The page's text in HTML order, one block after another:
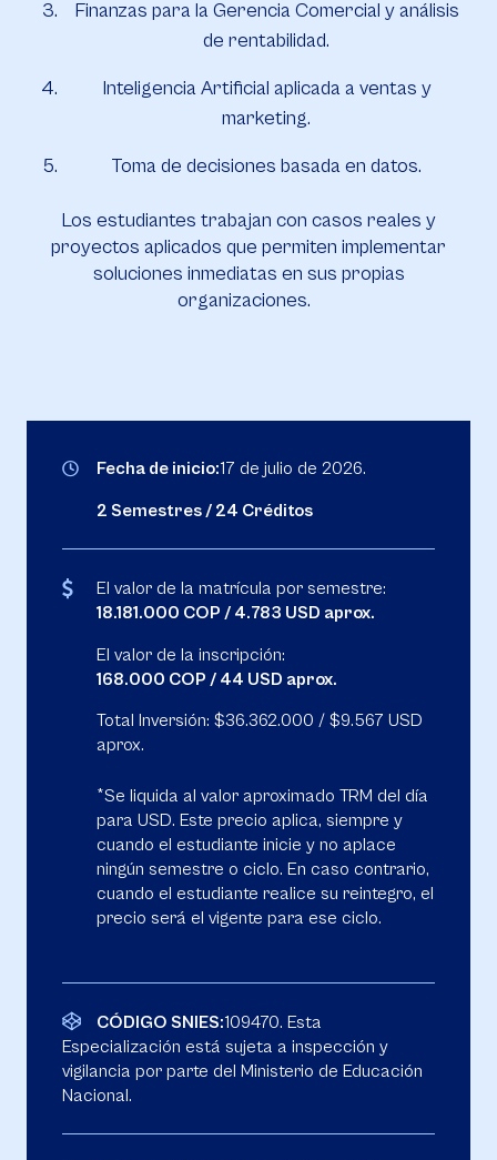
Finanzas para la Gerencia Comercial y análisis
de rentabilidad.
Inteligencia Artificial aplicada a ventas y
marketing.
Toma de decisiones basada en datos.
Los estudiantes trabajan con casos reales y
proyectos aplicados que permiten implementar
soluciones inmediatas en sus propias
organizaciones.
Fecha de inicio:17 de julio de 2026.
2 Semestres / 24 Créditos
El valor de la matrícula por semestre:
18.181.000 COP / 4.783 USD aprox.
El valor de la inscripción:
168.000 COP / 44 USD aprox.
Total Inversión: $36.362.000 / $9.567 USD
aprox.
*Se liquida al valor aproximado TRM del día
para USD. Este precio aplica, siempre y
cuando el estudiante inicie y no aplace
ningún semestre o ciclo. En caso contrario,
cuando el estudiante realice su reintegro, el
precio será el vigente para ese ciclo.
CÓDIGO SNIES:109470. Esta
Especialización está sujeta a inspección y
vigilancia por parte del Ministerio de Educación
Nacional.